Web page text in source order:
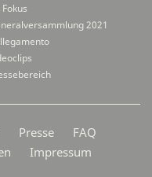
2021
Presse
FAQ
Impressum